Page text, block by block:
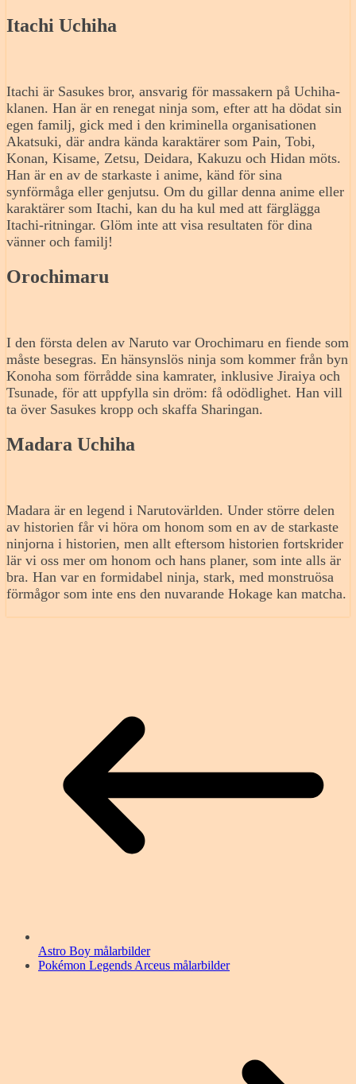
Itachi Uchiha
Itachi är Sasukes bror, ansvarig för massakern på Uchiha-
klanen. Han är en renegat ninja som, efter att ha dödat sin
egen familj, gick med i den kriminella organisationen
Akatsuki, där andra kända karaktärer som Pain, Tobi,
Konan, Kisame, Zetsu, Deidara, Kakuzu och Hidan möts.
Han är en av de starkaste i anime, känd för sina
synförmåga eller genjutsu. Om du gillar denna anime eller
karaktärer som Itachi, kan du ha kul med att färglägga
Itachi-ritningar. Glöm inte att visa resultaten för dina
vänner och familj!
Orochimaru
I den första delen av Naruto var Orochimaru en fiende som
måste besegras. En hänsynslös ninja som kommer från byn
Konoha som förrådde sina kamrater, inklusive Jiraiya och
Tsunade, för att uppfylla sin dröm: få odödlighet. Han vill
ta över Sasukes kropp och skaffa Sharingan.
Madara Uchiha
Madara är en legend i Narutovärlden. Under större delen
av historien får vi höra om honom som en av de starkaste
ninjorna i historien, men allt eftersom historien fortskrider
lär vi oss mer om honom och hans planer, som inte alls är
bra. Han var en formidabel ninja, stark, med monstruösa
förmågor som inte ens den nuvarande Hokage kan matcha.
Astro Boy målarbilder
Pokémon Legends Arceus målarbilder